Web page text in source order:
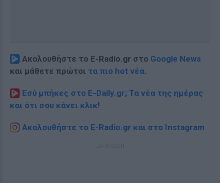
Ακολουθήστε το E-Radio.gr στο Google News
και μάθετε πρώτοι τα πιο hot νέα.
Εσύ μπήκες στο E-Daily.gr; Τα νέα της ημέρας
και ότι σου κάνει κλικ!
Ακολουθήστε το E-Radio.gr και στο Instagram